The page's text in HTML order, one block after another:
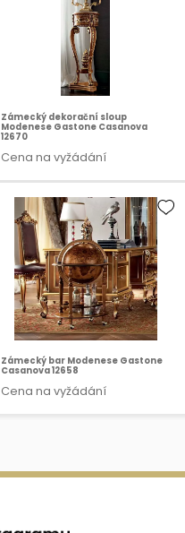
Zámecký dekorační sloup
Modenese Gastone Casanova
12670
Cena na vyžádání
Zámecký bar Modenese Gastone
Casanova 12658
Cena na vyžádání